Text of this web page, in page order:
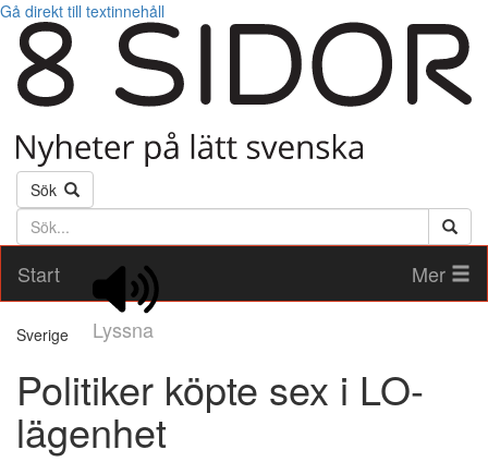
Gå direkt till textinnehåll
Sök
Söktext
Start
Lyssna
Mer
Sverige
Politiker köpte sex i LO-
lägenhet